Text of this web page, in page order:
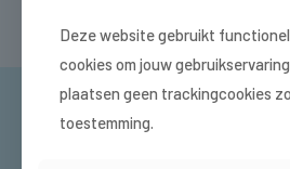
HEB JIJ HEM AL?
Deze website gebruikt
cookies om jouw
plaatsen geen trackingcookies
toestemming.